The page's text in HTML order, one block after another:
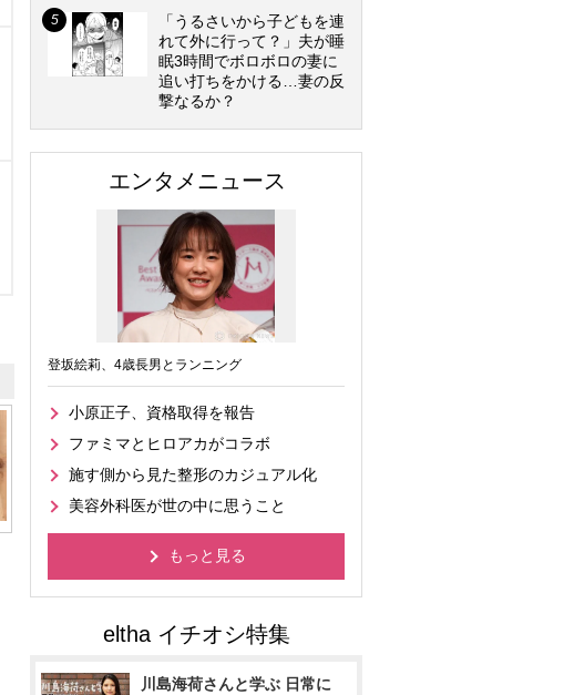
「うるさいから子どもを連
れて外に行って？」夫が睡
眠3時間でボロボロの妻に
追い打ちをかける…妻の反
撃なるか？
エンタメニュース
登坂絵莉、4歳長男とランニング
小原正子、資格取得を報告
ファミマとヒロアカがコラボ
施す側から見た整形のカジュアル化
美容外科医が世の中に思うこと
もっと見る
川島海荷さんと学ぶ 日常に